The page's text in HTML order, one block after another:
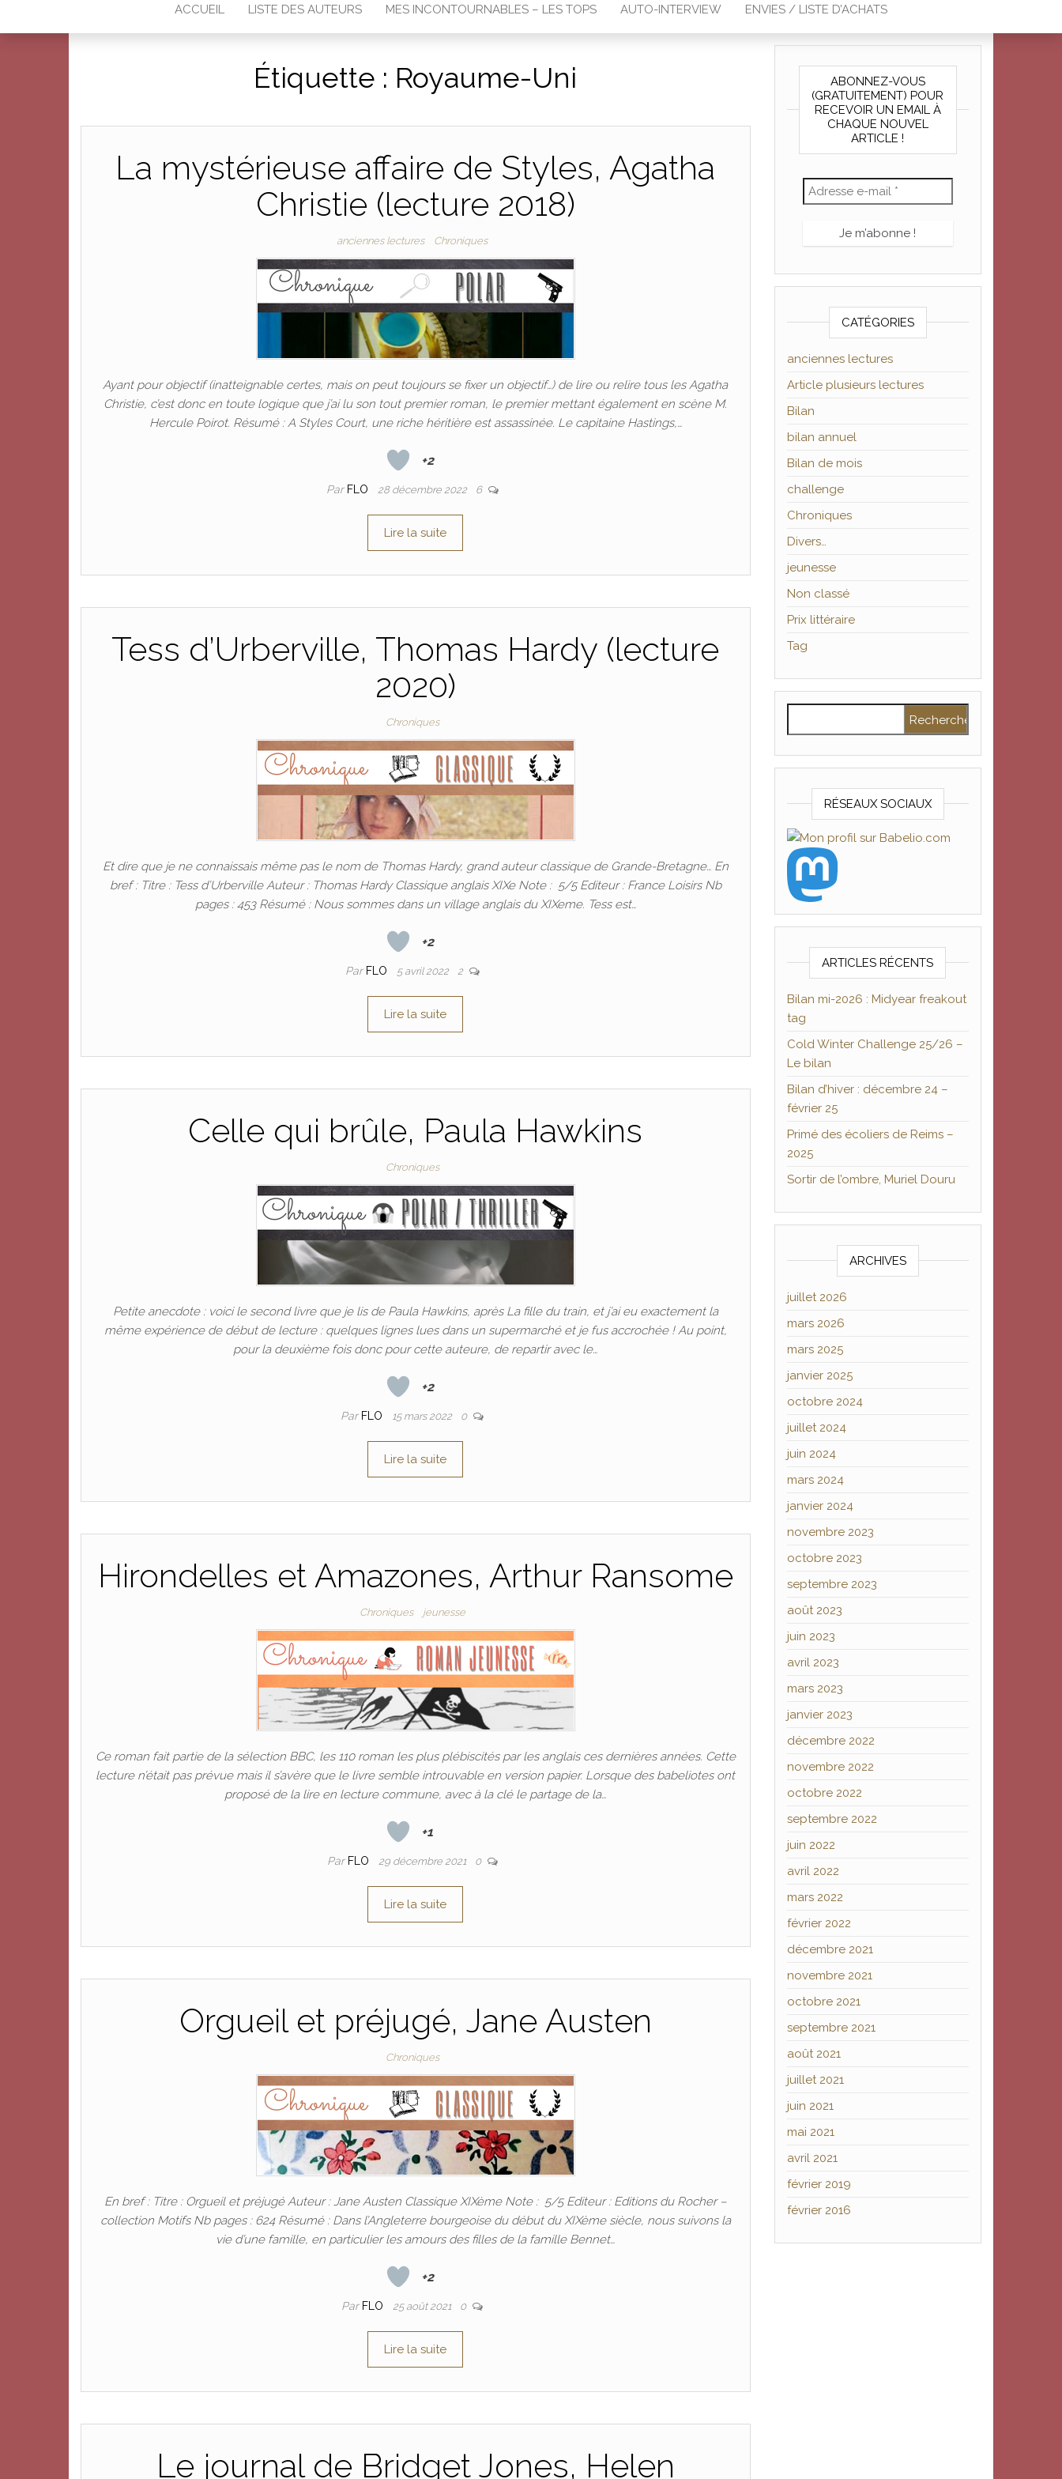
ACCUEIL LISTE DES AUTEURS MES INCONTOURNABLES – LES TOPS AUTO-INTERVIEW ENVIES / LISTE D’ACHATS
Étiquette : Royaume-Uni
La mystérieuse affaire de Styles, Agatha
Christie (lecture 2018)
anciennes lectures Chroniques
Ayant pour objectif (inatteignable certes, mais on peut toujours se fixer un objectif…) de lire ou relire tous les Agatha
Christie, c’est donc en toute logique que j’ai lu son tout premier roman, le premier mettant également en scène M.
Hercule Poirot. Résumé : A Styles Court, une riche héritière est assassinée. Le capitaine Hastings,…
+2
Par FLO 28 décembre 2022 6
Lire la suite
Tess d’Urberville, Thomas Hardy (lecture
2020)
Chroniques
Et dire que je ne connaissais même pas le nom de Thomas Hardy, grand auteur classique de Grande-Bretagne… En
bref : Titre : Tess d’Urberville Auteur : Thomas Hardy Classique anglais XIXe Note : 5/5 Editeur : France Loisirs Nb
pages : 453 Résumé : Nous sommes dans un village anglais du XIXeme. Tess est…
+2
Par FLO 5 avril 2022 2
Lire la suite
Celle qui brûle, Paula Hawkins
Chroniques
Petite anecdote : voici le second livre que je lis de Paula Hawkins, après La fille du train, et j’ai eu exactement la
même expérience de début de lecture : quelques lignes lues dans un supermarché et je fus accrochée ! Au point,
pour la deuxième fois donc pour cette auteure, de repartir avec le…
+2
Par FLO 15 mars 2022 0
Lire la suite
Hirondelles et Amazones, Arthur Ransome
Chroniques jeunesse
Ce roman fait partie de la sélection BBC, les 110 roman les plus plébiscités par les anglais ces dernières années. Cette
lecture n’était pas prévue mais il s’avère que le livre semble introuvable en version papier. Lorsque des babeliotes ont
proposé de la lire en lecture commune, avec à la clé le partage de la…
+1
Par FLO 29 décembre 2021 0
Lire la suite
Orgueil et préjugé, Jane Austen
Chroniques
En bref : Titre : Orgueil et préjugé Auteur : Jane Austen Classique XIXème Note : 5/5 Editeur : Editions du Rocher –
collection Motifs Nb pages : 624 Résumé : Dans l’Angleterre bourgeoise du début du XIXème siècle, nous suivons la
vie d’une famille, en particulier les amours des filles de la famille Bennet…
+2
Par FLO 25 août 2021 0
Lire la suite
Le journal de Bridget Jones, Helen
ABONNEZ-VOUS
(GRATUITEMENT) POUR
RECEVOIR UN EMAIL À
CHAQUE NOUVEL
ARTICLE !
CATÉGORIES
anciennes lectures
Article plusieurs lectures
Bilan
bilan annuel
Bilan de mois
challenge
Chroniques
Divers…
jeunesse
Non classé
Prix littéraire
Tag
RÉSEAUX SOCIAUX
ARTICLES RÉCENTS
Bilan mi-2026 : Midyear freakout
tag
Cold Winter Challenge 25/26 –
Le bilan
Bilan d’hiver : décembre 24 –
février 25
Primé des écoliers de Reims –
2025
Sortir de l’ombre, Muriel Douru
ARCHIVES
juillet 2026
mars 2026
mars 2025
janvier 2025
octobre 2024
juillet 2024
juin 2024
mars 2024
janvier 2024
novembre 2023
octobre 2023
septembre 2023
août 2023
juin 2023
avril 2023
mars 2023
janvier 2023
décembre 2022
novembre 2022
octobre 2022
septembre 2022
juin 2022
avril 2022
mars 2022
février 2022
décembre 2021
novembre 2021
octobre 2021
septembre 2021
août 2021
juillet 2021
juin 2021
mai 2021
avril 2021
février 2019
février 2016